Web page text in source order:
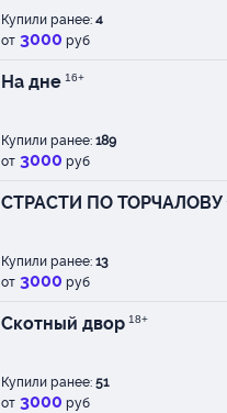
Купили ранее: 4
от 3000 руб
На дне 16+
Купили ранее: 189
от 3000 руб
СТРАСТИ ПО ТОРЧАЛОВУ
Купили ранее: 13
от 3000 руб
Скотный двор 18+
Купили ранее: 51
от 3000 руб